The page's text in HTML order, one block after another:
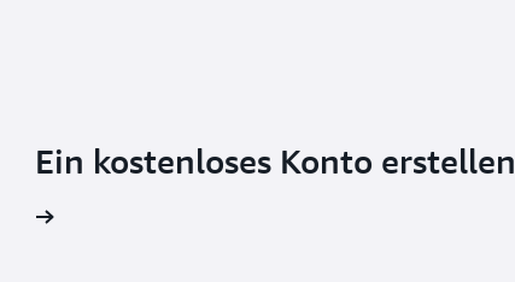
Ein kostenloses Konto erstellen